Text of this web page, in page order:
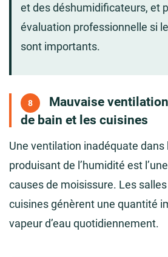
et des déshumidificateurs, et
évaluation professionnelle si
sont importants.
8
Mauvaise
de bain et les cuisines
Une ventilation inadéquate dans
produisant de l’humidité est
causes de moisissure. Les
cuisines génèrent une quantité
vapeur d’eau quotidiennement.